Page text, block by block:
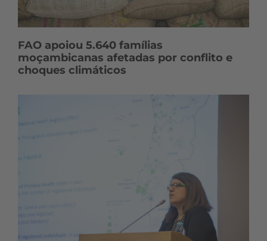
FAO apoiou 5.640 famílias
moçambicanas afetadas por conflito e
choques climáticos